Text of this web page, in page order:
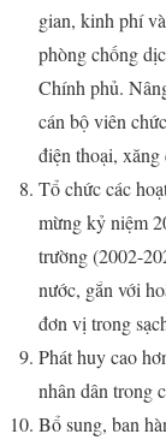
gian, kinh phí
phòng chống
Chính phủ.
cán bộ viên
điện thoại, xăng
Tổ chức các
mừng kỷ niệm
trường (2002-
nước, gắn với
đơn vị trong
Phát huy cao
nhân dân trong
Bổ sung, ban